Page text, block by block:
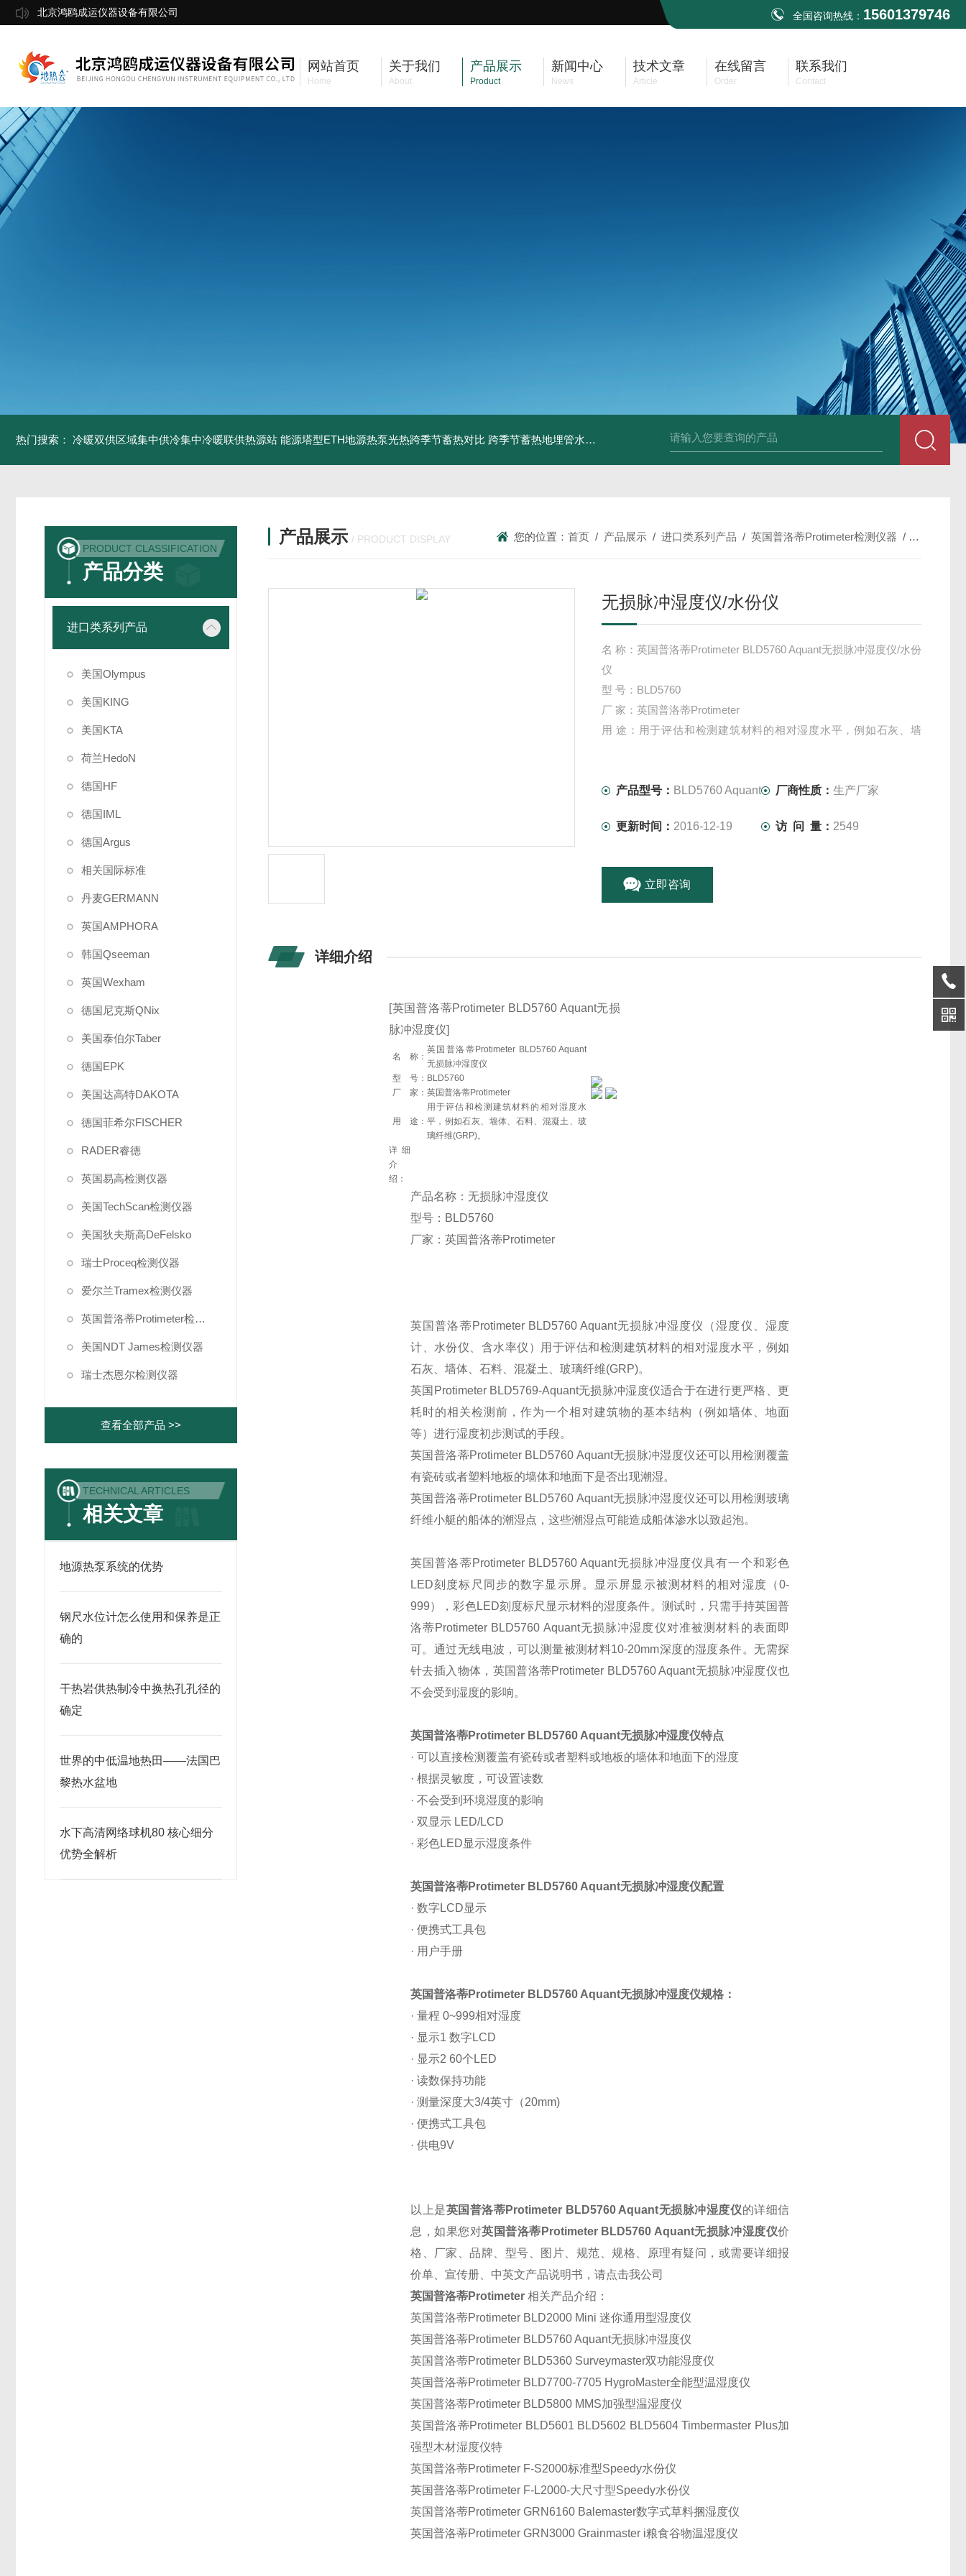
北京鸿鸥成运仪器设备有限公司 全国咨询热线： 15601379746
网站首页
Home
关于我们
About
产品展示
Product
新闻中心
News
技术文章
Article
在线留言
Order
联系我们
Contact
热门搜索： 冷暖双供区域集中供冷集中冷暖联供热源站 能源塔型ETH地源热泵光热跨季节蓄热对比 跨季节蓄热地埋管水池湖面储热技术研究对比 中深浅层地源热泵空调系统运行故障诊断修复 冷暖双
PRODUCT CLASSIFICATION
产品分类
进口类系列产品
美国Olympus
美国KING
美国KTA
荷兰HedoN
德国HF
德国IML
德国Argus
相关国际标准
丹麦GERMANN
英国AMPHORA
韩国Qseeman
英国Wexham
德国尼克斯QNix
美国泰伯尔Taber
德国EPK
美国达高特DAKOTA
德国菲希尔FISCHER
RADER睿德
英国易高检测仪器
美国TechScan检测仪器
美国狄夫斯高DeFelsko
瑞士Proceq检测仪器
爱尔兰Tramex检测仪器
英国普洛蒂Protimeter检测仪器
美国NDT James检测仪器
瑞士杰恩尔检测仪器
查看全部产品 >>
TECHNICAL ARTICLES
相关文章
地源热泵系统的优势
钢尺水位计怎么使用和保养是正
确的
干热岩供热制冷中换热孔孔径的
确定
世界的中低温地热田——法国巴
黎热水盆地
水下高清网络球机80 核心细分
优势全解析
产品展示 / PRODUCT DISPLAY 您的位置：首页 / 产品展示 /进口类系列产品 /英国普洛蒂Protimeter检测仪器 / BLD5760
无损脉冲湿度仪/水份仪
名 称：英国普洛蒂Protimeter BLD5760 Aquant无损脉冲湿度仪/水份
仪
型 号：BLD5760
厂 家：英国普洛蒂Protimeter
用 途：用于评估和检测建筑材料的相对湿度水平，例如石灰、墙
产品型号： BLD5760 Aquant 厂商性质：生产厂家
更新时间： 2016-12-19 访 问 量： 2549
立即咨询
详细介绍
[英国普洛蒂Protimeter BLD5760 Aquant无损
脉冲湿度仪]
名 称：
英国普洛蒂Protimeter BLD5760 Aquant
无损脉冲湿度仪
型 号： BLD5760
厂 家：英国普洛蒂Protimeter
用 途：
用于评估和检测建筑材料的相对湿度水
平，例如石灰、墙体、石料、混凝土、玻
璃纤维(GRP)。
详细
介
绍：
产品名称：无损脉冲湿度仪
型号：BLD5760
厂家：英国普洛蒂Protimeter
英国普洛蒂Protimeter BLD5760 Aquant无损脉冲湿度仪（湿度仪、湿度
计、水份仪、含水率仪）用于评估和检测建筑材料的相对湿度水平，例如
石灰、墙体、石料、混凝土、玻璃纤维(GRP)。
英国Protimeter BLD5769-Aquant无损脉冲湿度仪适合于在进行更严格、更
耗时的相关检测前，作为一个相对建筑物的基本结构（例如墙体、地面
等）进行湿度初步测试的手段。
英国普洛蒂Protimeter BLD5760 Aquant无损脉冲湿度仪还可以用检测覆盖
有瓷砖或者塑料地板的墙体和地面下是否出现潮湿。
英国普洛蒂Protimeter BLD5760 Aquant无损脉冲湿度仪还可以用检测玻璃
纤维小艇的船体的潮湿点，这些潮湿点可能造成船体渗水以致起泡。
英国普洛蒂Protimeter BLD5760 Aquant无损脉冲湿度仪具有一个和彩色
LED刻度标尺同步的数字显示屏。显示屏显示被测材料的相对湿度（0-
999），彩色LED刻度标尺显示材料的湿度条件。测试时，只需手持英国普
洛蒂Protimeter BLD5760 Aquant无损脉冲湿度仪对准被测材料的表面即
可。通过无线电波，可以测量被测材料10-20mm深度的湿度条件。无需探
针去插入物体，英国普洛蒂Protimeter BLD5760 Aquant无损脉冲湿度仪也
不会受到湿度的影响。
英国普洛蒂Protimeter BLD5760 Aquant无损脉冲湿度仪特点
· 可以直接检测覆盖有瓷砖或者塑料或地板的墙体和地面下的湿度
· 根据灵敏度，可设置读数
· 不会受到环境湿度的影响
· 双显示 LED/LCD
· 彩色LED显示湿度条件
英国普洛蒂Protimeter BLD5760 Aquant无损脉冲湿度仪配置
· 数字LCD显示
· 便携式工具包
· 用户手册
英国普洛蒂Protimeter BLD5760 Aquant无损脉冲湿度仪规格：
· 量程 0~999相对湿度
· 显示1 数字LCD
· 显示2 60个LED
· 读数保持功能
· 测量深度大3/4英寸（20mm)
· 便携式工具包
· 供电9V
以上是英国普洛蒂Protimeter BLD5760 Aquant无损脉冲湿度仪的详细信
息，如果您对英国普洛蒂 Protimeter BLD5760 Aquant无损脉冲湿度仪价
格、厂家、品牌、型号、图片、规范、规格、原理有疑问，或需要详细报
价单、宣传册、中英文产品说明书，请点击我公司
英国普洛蒂Protimeter相关产品介绍：
英国普洛蒂Protimeter BLD2000 Mini 迷你通用型湿度仪
英国普洛蒂Protimeter BLD5760 Aquant无损脉冲湿度仪
英国普洛蒂Protimeter BLD5360 Surveymaster双功能湿度仪
英国普洛蒂Protimeter BLD7700-7705 HygroMaster全能型温湿度仪
英国普洛蒂Protimeter BLD5800 MMS加强型温湿度仪
英国普洛蒂Protimeter BLD5601 BLD5602 BLD5604 Timbermaster Plus加
强型木材湿度仪特
英国普洛蒂Protimeter F-S2000标准型Speedy水份仪
英国普洛蒂Protimeter F-L2000-大尺寸型Speedy水份仪
英国普洛蒂Protimeter GRN6160 Balemaster数字式草料捆湿度仪
英国普洛蒂Protimeter GRN3000 Grainmaster i粮食谷物温湿度仪